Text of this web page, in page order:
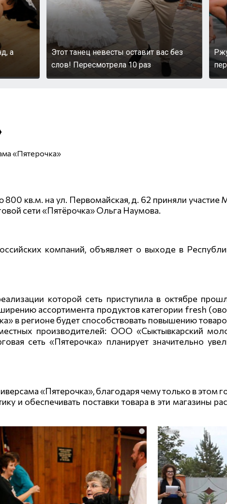
а
Этот танец невесты оставит вас без
слов! Пересмотрела 10 раз
«Пятерочка»
кв.м. на ул. Первомайская, д. 62 приняли участие
сети «Пятёрочка» Ольга Наумова.
компаний, объявляет о выходе в
которой сеть приступила в октябре
ассортимента продуктов категории fresh
в регионе будет способствовать повышению
производителей: ООО «Сыктывкарский
сеть «Пятерочка» планирует значительно
«Пятерочка», благодаря чему только в этом
и обеспечивать поставки товара в эти магазины
i